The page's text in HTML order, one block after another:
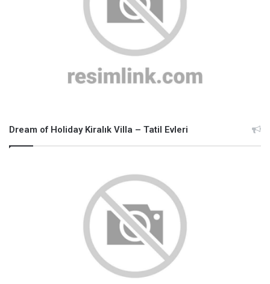
Dream of Holiday Kiralık Villa – Tatil Evleri